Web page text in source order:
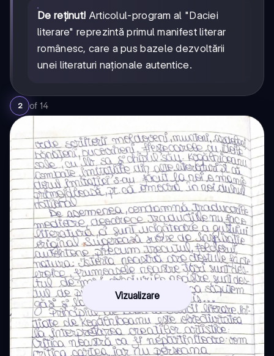
De reținut! Articolul-program al "Daciei
literare" reprezintă primul manifest literar
românesc, care a pus bazele dezvoltării
unei literaturi naționale autentice.
2 of 14
Vizualizare